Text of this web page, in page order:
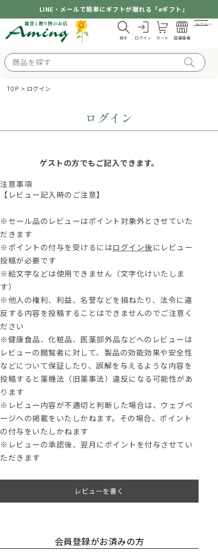
LINE・メールで簡単にギフトが贈れる「eギフト」
探す ログイン カート 店舗情報
メニュー
TOP ログイン
ログイン
ゲストの方でもご記入できます。
注意事項
【レビュー記入時のご注意】
※セール品のレビューはポイント対象外とさせていた
だきます
※ポイントの付与を受けるにはログイン後にレビュー
投稿が必要です
※絵文字などは使用できません（文字化けいたしま
す）
※他人の権利、利益、名誉などを損ねたり、法令に違
反する内容を投稿することはできませんのでご注意く
ださい
※健康食品、化粧品、医薬部外品などへのレビューは
レビューの閲覧者に対して、製品の効能効果や安全性
などについて保証したり、誤解を与えるような内容を
投稿すると薬機法（旧薬事法）違反になる可能性があ
ります
※レビュー内容が不適切と判断した場合は、ウェブペ
ージへの掲載をいたしかねます。その場合、ポイント
の付与をいたしかねます
※レビューの承認後、翌月にポイントを付与させてい
ただきます
レビューを書く
会員登録がお済みの方